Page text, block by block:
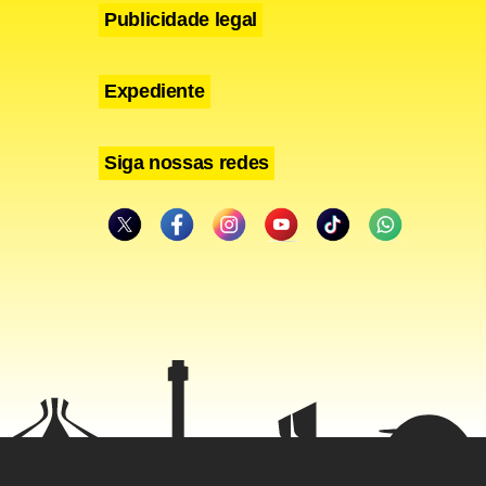
agências
filho,
Publicidade legal
Expediente
Siga nossas redes